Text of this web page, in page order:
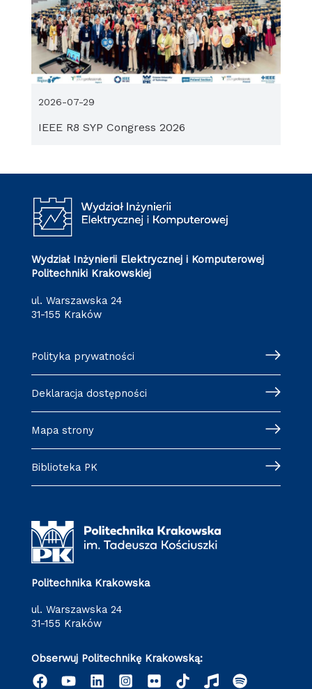
IEEE R8 SYP Congress 2026
2026-07-29
Wydział Inżynierii Elektrycznej i Komputerowej
Politechniki Krakowskiej
ul. Warszawska 24
31-155 Kraków
Polityka prywatności
Deklaracja dostępności
Mapa strony
Biblioteka PK
Politechnika Krakowska
ul. Warszawska 24
31-155 Kraków
Obserwuj Politechnikę Krakowską: